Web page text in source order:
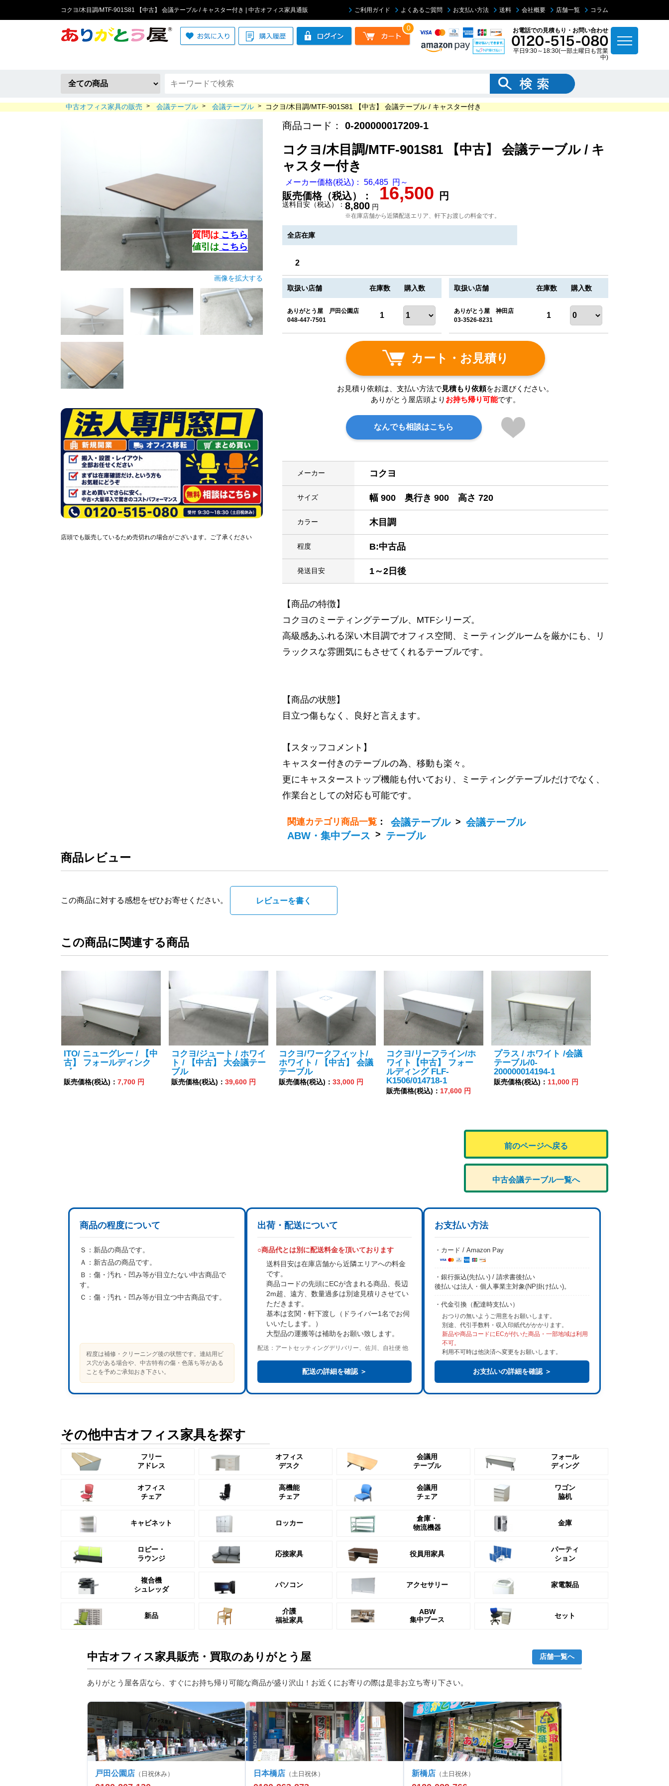
コクヨ/木目調/MTF-901S81 【中古】 会議テーブル / キャスター付き | 中古オフィス家具通販 ご利用ガイド よくあるご質問 お支払い方法 送料 会社概要 店舗一覧 コラム
0 お電話での見積もり・お問い合わせ
平日9:30～18:30(一部土曜日も営業
中)
中古オフィス家具の販売 > 会議テーブル > 会議テーブル > コクヨ/木目調/MTF-901S81 【中古】 会議テーブル / キャスター付き
質問は こちら
値引は こちら
画像を拡大する
商品コード： 0-200000017209-1
コクヨ/木目調/MTF-901S81 【中古】 会議テーブル / キ
ャスター付き
メーカー価格(税込)： 56,485 円～
販売価格（税込）： 16,500 円
送料目安（税込）： 8,800 円
※在庫店舗から近隣配送エリア、軒下お渡しの料金です。
全店在庫
2
取扱い店舗 在庫数 購入数 取扱い店舗 在庫数 購入数
ありがとう屋 戸田公園店
048-447-7501
1
ありがとう屋 神田店
03-3526-8231
1
カート・お見積り
お見積り依頼は、支払い方法で見積もり依頼をお選びください。
ありがとう屋店頭より お持ち帰り可能です。
なんでも相談はこちら
メーカー コクヨ
サイズ 幅 900 奥行き 900 高さ 720
カラー 木目調
程度 B:中古品
発送目安 1～2日後
【商品の特徴】
コクヨのミーティングテーブル、MTFシリーズ。
高級感あふれる深い木目調でオフィス空間、ミーティングルームを厳かにも、リ
ラックスな雰囲気にもさせてくれるテーブルです。
【商品の状態】
目立つ傷もなく、良好と言えます。
【スタッフコメント】
キャスター付きのテーブルの為、移動も楽々。
更にキャスターストップ機能も付いており、ミーティングテーブルだけでなく、
作業台としての対応も可能です。
関連カテゴリ商品一覧 ： 会議テーブル > 会議テーブル
ABW・集中ブース > テーブル
店頭でも販売しているため売切れの場合がございます。ご了承ください
商品レビュー
この商品に対する感想をぜひお寄せください。 レビューを書く
この商品に関連する商品
ITO/ ニューグレー / 【中
古】 フォールディンク
゛
販売価格(税込)： 7,700 円
コクヨ/ジュート / ホワイ
ト / 【中古】 大会議テー
ブル
販売価格(税込)： 39,600 円
コクヨ/ワークフィット/
ホワイト / 【中古】 会議
テーブル
販売価格(税込)： 33,000 円
コクヨ/リーフライン/ホ
ワイト【中古】 フォー
ルディング FLF-
K1506/014718-1
販売価格(税込)： 17,600 円
プラス / ホワイト /会議
テーブル/0-
200000014194-1
販売価格(税込)： 11,000 円
前のページへ戻る
中古会議テーブル一覧へ
商品の程度について
Ｓ： 新品の商品です。
Ａ： 新古品の商品です。
Ｂ： 傷・汚れ・凹み等が目立たない中古商品で
す。
Ｃ： 傷・汚れ・凹み等が目立つ中古商品です。
程度は補修・クリーニング後の状態です。連結用ビ
ス穴がある場合や、中古特有の傷・色落ち等がある
ことを予めご承知おき下さい。
出荷・配送について
○商品代とは別に配送料金を頂いております
送料目安は在庫店舗から近隣エリアへの料金
です。
商品コードの先頭にECが含まれる商品、長辺
2m超、遠方、数量過多は別途見積り させてい
ただきます。
基本は玄関・軒下渡し
（ドライバー1名でお伺
いいたします。）
大型品の運搬等は補助をお願い致します。
配送：アートセッティングデリバリー、佐川、自社便 他
配送の詳細を確認 ＞
お支払い方法
・カード / Amazon Pay
・銀行振込(先払い) / 請求書後払い
後払いは法人・個人事業主対象(NP掛け払い)。
・代金引換（配達時支払い）
おつりの無いようご用意をお願いします。
別途、代引手数料・収入印紙代がかかります。
新品や商品コードにECが付いた商品・一部地域は利用
不可。
利用不可時は他決済へ変更をお願いします。
お支払いの詳細を確認 ＞
その他中古オフィス家具を探す
フリー
アドレス
オフィス
デスク
会議用
テーブル
フォール
ディング
オフィス
チェア
高機能
チェア
会議用
チェア
ワゴン
脇机
キャビネット ロッカー
倉庫・
物流機器
金庫
ロビー・
ラウンジ
応接家具 役員用家具
パーティ
ション
複合機
シュレッダ
パソコン アクセサリー 家電製品
新品
介護
福祉家具
ABW
集中ブース
セット
中古オフィス家具販売・買取のありがとう屋 店舗一覧へ
ありがとう屋各店なら、すぐにお持ち帰り可能な商品が盛り沢山！お近くにお寄りの際は是非お立ち寄り下さい。
戸田公園店 （日祝休み） 日本橋店 （土日祝休） 新橋店 （土日祝休）